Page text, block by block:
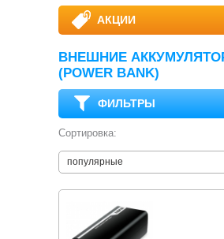
АКЦИИ
ВНЕШНИЕ
(POWER BANK)
ФИЛЬТРЫ
Сортировка:
популярные